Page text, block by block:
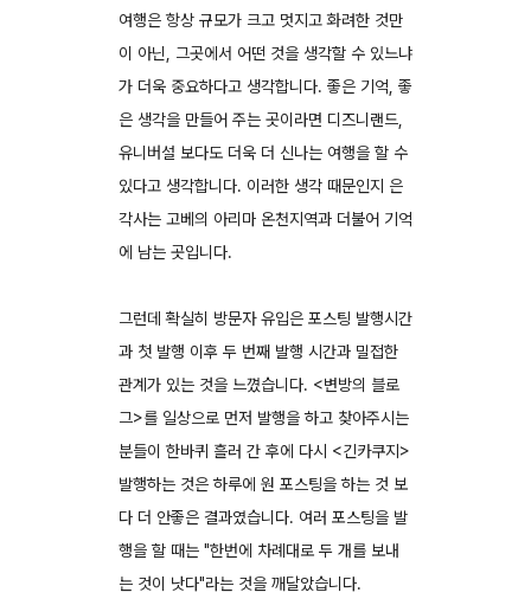
여행은 항상 규모가 크고 멋지고 화려한 것만
이 아닌, 그곳에서 어떤 것을 생각할 수 있느냐
가 더욱 중요하다고 생각합니다. 좋은 기억, 좋
은 생각을 만들어 주는 곳이라면 디즈니랜드,
유니버설 보다도 더욱 더 신나는 여행을 할 수
있다고 생각합니다. 이러한 생각 때문인지 은
각사는 고베의 아리마 온천지역과 더불어 기억
에 남는 곳입니다.
그런데 확실히 방문자 유입은 포스팅 발행시간
과 첫 발행 이후 두 번째 발행 시간과 밀접한
관계가 있는 것을 느꼈습니다. <변방의 블로
그>를 일상으로 먼저 발행을 하고 찾아주시는
분들이 한바퀴 흘러 간 후에 다시 <긴카쿠지>
발행하는 것은 하루에 원 포스팅을 하는 것 보
다 더 안좋은 결과였습니다. 여러 포스팅을 발
행을 할 때는 "한번에 차례대로 두 개를 보내
는 것이 낫다"라는 것을 깨달았습니다.